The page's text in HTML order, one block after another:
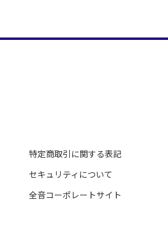
特定商取引に関する表記
セキュリティについて
全音コーポレートサイト